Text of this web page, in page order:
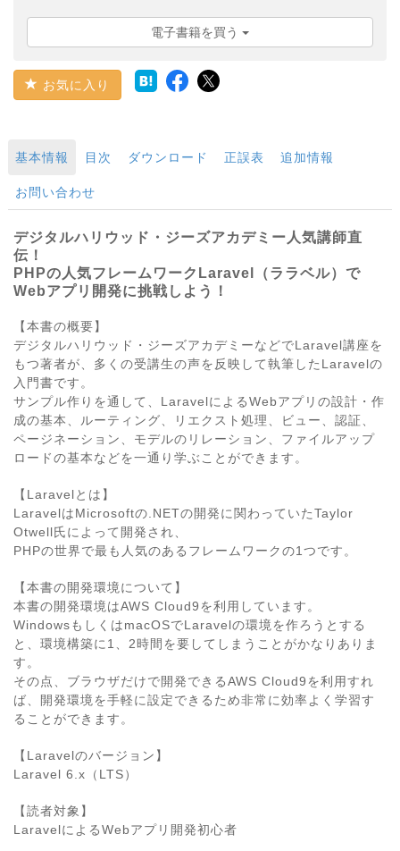
電子書籍を買う
お気に入り
基本情報 目次 ダウンロード 正誤表 追加情報
お問い合わせ
デジタルハリウッド・ジーズアカデミー人気講師直
伝！
PHPの人気フレームワークLaravel（ララベル）で
Webアプリ開発に挑戦しよう！
【本書の概要】
デジタルハリウッド・ジーズアカデミーなどでLaravel講座を
もつ著者が、多くの受講生の声を反映して執筆したLaravelの
入門書です。
サンプル作りを通して、LaravelによるWebアプリの設計・作
成の基本、ルーティング、リエクスト処理、ビュー、認証、
ページネーション、モデルのリレーション、ファイルアップ
ロードの基本などを一通り学ぶことができます。
【Laravelとは】
LaravelはMicrosoftの.NETの開発に関わっていたTaylor
Otwell氏によって開発され、
PHPの世界で最も人気のあるフレームワークの1つです。
【本書の開発環境について】
本書の開発環境はAWS Cloud9を利用しています。
WindowsもしくはmacOSでLaravelの環境を作ろうとする
と、環境構築に1、2時間を要してしまうことがかなりありま
す。
その点、ブラウザだけで開発できるAWS Cloud9を利用すれ
ば、開発環境を手軽に設定できるため非常に効率よく学習す
ることができます。
【Laravelのバージョン】
Laravel 6.x（LTS）
【読者対象】
LaravelによるWebアプリ開発初心者